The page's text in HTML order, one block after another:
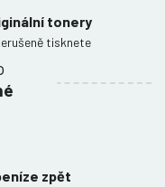
tonery
tisknete
zpět